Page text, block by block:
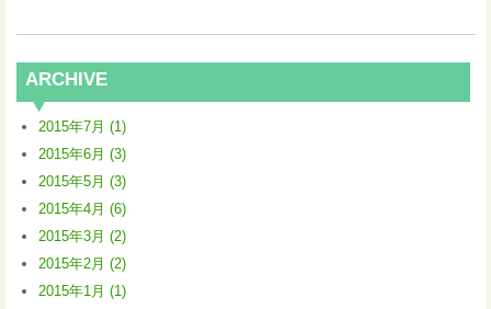
ARCHIVE
2015年7月 (1)
2015年6月 (3)
2015年5月 (3)
2015年4月 (6)
2015年3月 (2)
2015年2月 (2)
2015年1月 (1)